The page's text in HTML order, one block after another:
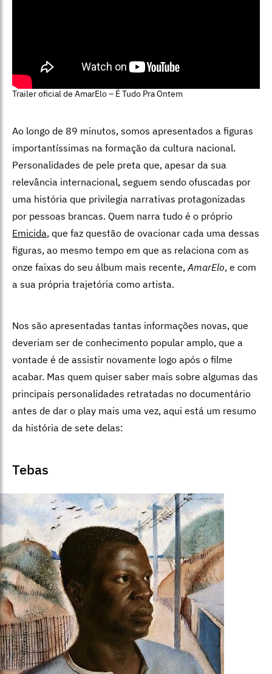
Trailer oficial de AmarElo – É Tudo Pra Ontem
Ao longo de 89 minutos, somos apresentados a figuras
importantíssimas na formação da cultura nacional.
Personalidades de pele preta que, apesar da sua
relevância internacional, seguem sendo ofuscadas por
uma história que privilegia narrativas protagonizadas
por pessoas brancas. Quem narra tudo é o próprio
Emicida, que faz questão de ovacionar cada uma dessas
figuras, ao mesmo tempo em que as relaciona com as
onze faixas do seu álbum mais recente,AmarElo, e com
a sua própria trajetória como artista.
Nos são apresentadas tantas informações novas, que
deveriam ser de conhecimento popular amplo, que a
vontade é de assistir novamente logo após o filme
acabar. Mas quem quiser saber mais sobre algumas das
principais personalidades retratadas no documentário
antes de dar o play mais uma vez, aqui está um resumo
da história de sete delas:
Tebas